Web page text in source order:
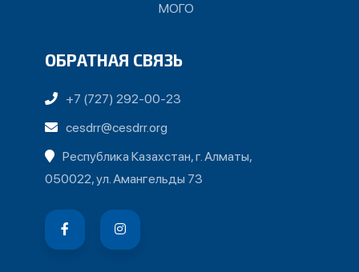
МОГО
ОБРАТНАЯ СВЯЗЬ
+7 (727) 292-00-23
cesdrr@cesdrr.org
Республика Казахстан, г. Алматы,
050022, ул. Амангельды 73